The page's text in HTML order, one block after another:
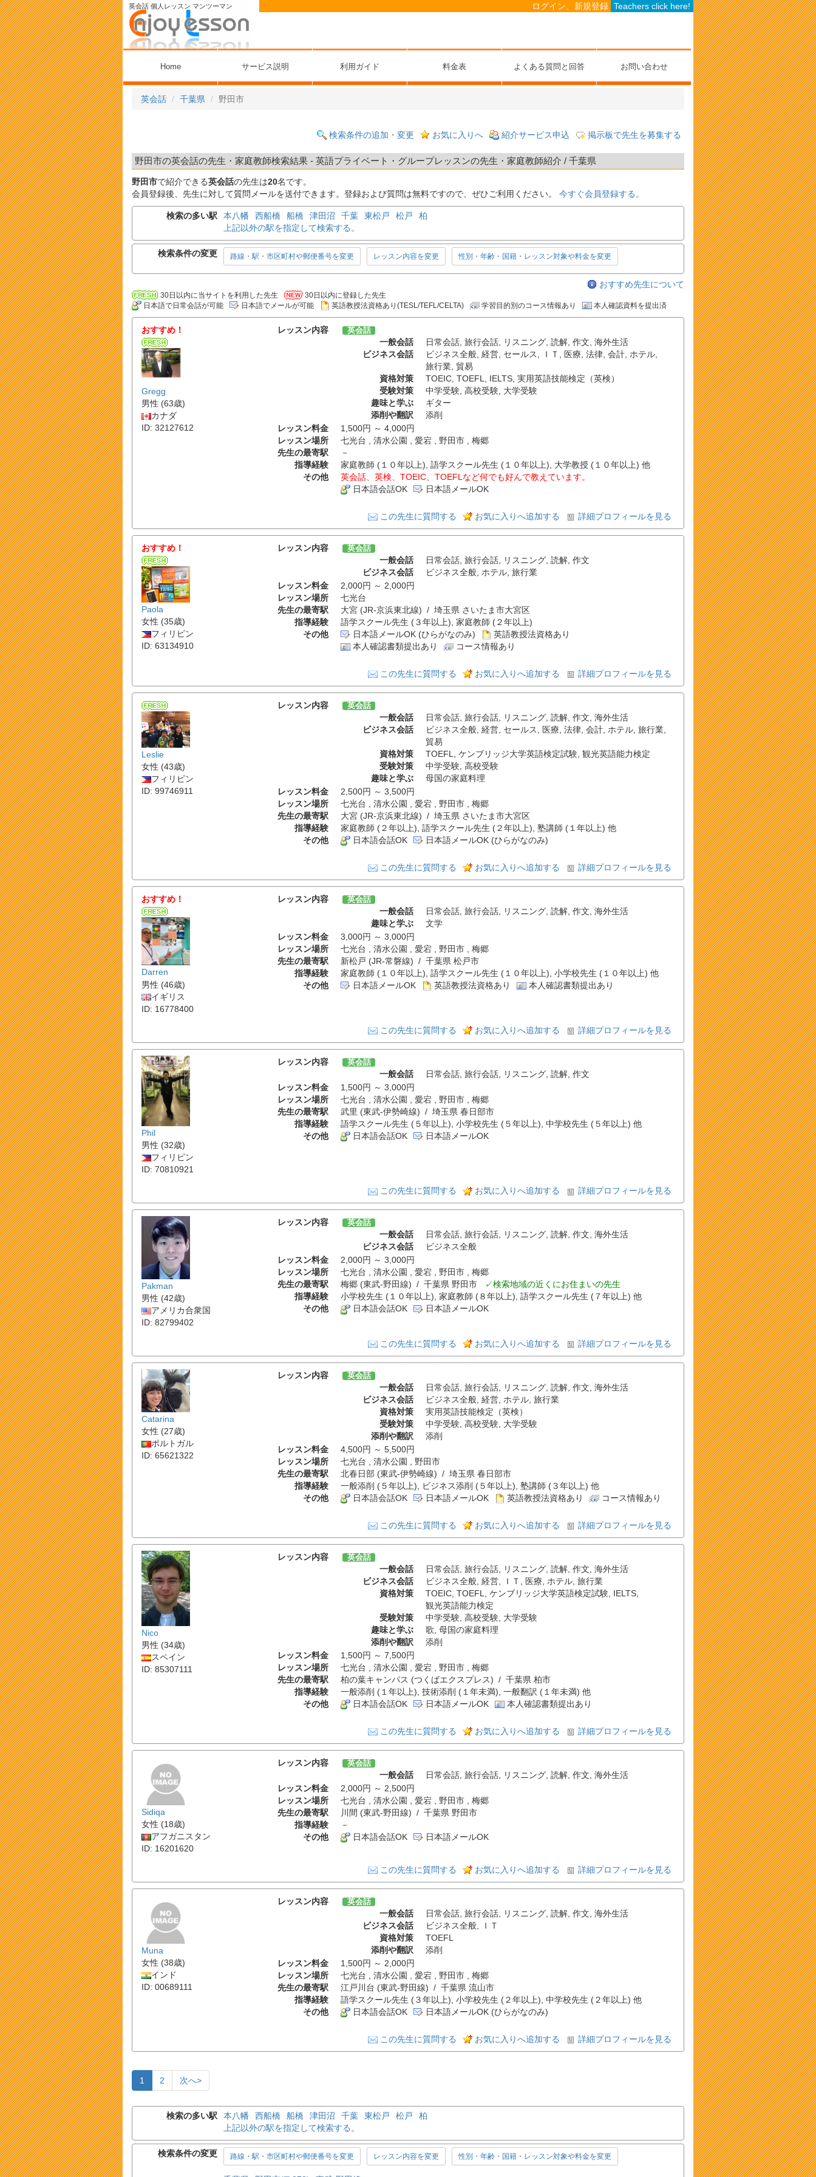
英会話 個人レッスン マンツーマン ログイン、新規登録 Teachers click here!
Home サービス説明 利用ガイド 料金表 よくある質問と回答 お問い合わせ
英会話 千葉県 野田市
検索条件の追加・変更 お気に入りへ 紹介サービス申込 掲示板で先生を募集する
野田市の英会話の先生・家庭教師検索結果 - 英語プライベート・グループレッスンの先生・家庭教師紹介 / 千葉県
野田市で紹介できる英会話の先生は20名です。
会員登録後、先生に対して質問メールを送付できます。登録および質問は無料ですので、ぜひご利用ください。 今すぐ会員登録する。
検索の多い駅 本八幡 西船橋 船橋 津田沼 千葉 東松戸 松戸
柏
上記以外の駅を指定して検索する。
検索条件の変更 路線・駅・市区町村や郵便番号を変更 レッスン内容を変更 性別・年齢・国籍・レッスン対象や料金を変更
おすすめ先生について
30日以内に当サイトを利用した先生
30日以内に登録した先生
日本語で日常会話が可能
日本語でメールが可能 英語教授法資格あり(TESL/TEFL/CELTA) 学習目的別のコース情報あり 本人確認資料を提出済
おすすめ！
Gregg
男性 (63歳)
カナダ
ID: 32127612
レッスン内容 英会話
一般会話 日常会話, 旅行会話, リスニング, 読解, 作文 海外生活
ビジネス会話
ビジネス全般, 経営, セールス ＩＴ 医療 法律, 会計, ホテル,
旅行業, 貿易
資格対策
TOEIC, TOEFL IELTS, 実用英語技能検定（英検）
受験対策
中学受験, 高校受験, 大学受験
趣味と学ぶ
ギター
添削や翻訳
添削
レッスン料金
1,500円 ～ 4,000円
レッスン場所
七光台 , 清水公園 , 愛宕 , 野田市 , 梅郷
先生の最寄駅
－
指導経験
家庭教師 (１０年以上), 語学スクール先生 (１０年以上), 大学教授 (１０年以上) 他
その他
英会話、英検、TOEIC、TOEFLなど何でも好んで教えています。
日本語会話OK
日本語メールOK
この先生に質問する お気に入りへ追加する 詳細プロフィールを見る
おすすめ！
Paola
女性 (35歳)
フィリピン
ID: 63134910
レッスン内容 英会話
一般会話 日常会話, 旅行会話, リスニング, 読解, 作文
ビジネス会話
ビジネス全般, ホテル, 旅行業
レッスン料金
2,000円 ～ 2,000円
レッスン場所
七光台
先生の最寄駅
大宮 (JR-京浜東北線) / 埼玉県 さいたま市大宮区
指導経験
語学スクール先生 (３年以上), 家庭教師 (２年以上)
その他
日本語メールOK (ひらがなのみ)
英語教授法資格あり
本人確認書類提出あり
コース情報あり
この先生に質問する お気に入りへ追加する 詳細プロフィールを見る
Leslie
女性 (43歳)
フィリピン
ID: 99746911
レッスン内容 英会話
一般会話 日常会話, 旅行会話, リスニング, 読解, 作文 海外生活
ビジネス会話
ビジネス全般, 経営, セールス 医療 法律, 会計, ホテル, 旅行業,
貿易
資格対策
TOEFL ケンブリッジ大学英語検定試験, 観光英語能力検定
受験対策
中学受験, 高校受験
趣味と学ぶ
母国の家庭料理
レッスン料金
2,500円 ～ 3,500円
レッスン場所
七光台 , 清水公園 , 愛宕 , 野田市 , 梅郷
先生の最寄駅
大宮 (JR-京浜東北線) / 埼玉県 さいたま市大宮区
指導経験
家庭教師 (２年以上), 語学スクール先生 (２年以上), 塾講師 (１年以上) 他
その他
日本語会話OK 日本語メールOK (ひらがなのみ)
この先生に質問する お気に入りへ追加する 詳細プロフィールを見る
おすすめ！
Darren
男性 (46歳)
イギリス
ID: 16778400
レッスン内容 英会話
一般会話 日常会話, 旅行会話, リスニング, 読解, 作文 海外生活
趣味と学ぶ
文学
レッスン料金
3,000円 ～ 3,000円
レッスン場所
七光台 , 清水公園 , 愛宕 , 野田市 , 梅郷
先生の最寄駅
新松戸 (JR-常磐線) / 千葉県 松戸市
指導経験
家庭教師 (１０年以上), 語学スクール先生 (１０年以上), 小学校先生 (１０年以上) 他
その他
日本語メールOK 英語教授法資格あり 本人確認書類提出あり
この先生に質問する お気に入りへ追加する 詳細プロフィールを見る
Phil
男性 (32歳)
フィリピン
ID: 70810921
レッスン内容 英会話
一般会話 日常会話, 旅行会話, リスニング, 読解, 作文
レッスン料金
1,500円 ～ 3,000円
レッスン場所
七光台 , 清水公園 , 愛宕 , 野田市 , 梅郷
先生の最寄駅
武里 (東武-伊勢崎線) / 埼玉県 春日部市
指導経験
語学スクール先生 (５年以上), 小学校先生 (５年以上), 中学校先生 (５年以上) 他
その他
日本語会話OK 日本語メールOK
この先生に質問する お気に入りへ追加する 詳細プロフィールを見る
Pakman
男性 (42歳)
アメリカ合衆国
ID: 82799402
レッスン内容 英会話
一般会話 日常会話, 旅行会話, リスニング, 読解, 作文, 海外生活
ビジネス会話
ビジネス全般
レッスン料金
2,000円 ～ 3,000円
レッスン場所
七光台 , 清水公園 , 愛宕 , 野田市 , 梅郷
先生の最寄駅
梅郷 (東武-野田線) / 千葉県 野田市
✓検索地域の近くにお住まいの先生
指導経験
小学校先生 (１０年以上), 家庭教師 (８年以上), 語学スクール先生 (７年以上) 他
その他
日本語会話OK 日本語メールOK
この先生に質問する お気に入りへ追加する 詳細プロフィールを見る
Catarina
女性 (27歳)
ポルトガル
ID: 65621322
レッスン内容 英会話
一般会話 日常会話, 旅行会話, リスニング, 読解, 作文 海外生活
ビジネス会話
ビジネス全般, 経営, ホテル, 旅行業
資格対策
実用英語技能検定（英検）
受験対策
中学受験, 高校受験, 大学受験
添削や翻訳
添削
レッスン料金
4,500円 ～ 5,500円
レッスン場所
七光台 , 清水公園 , 野田市
先生の最寄駅
北春日部 (東武-伊勢崎線) / 埼玉県 春日部市
指導経験
一般添削 (５年以上), ビジネス添削 (５年以上), 塾講師 (３年以上) 他
その他
日本語会話OK 日本語メールOK 英語教授法資格あり コース情報あり
この先生に質問する お気に入りへ追加する 詳細プロフィールを見る
Nico
男性 (34歳)
スペイン
ID: 85307111
レッスン内容 英会話
一般会話 日常会話, 旅行会話, リスニング, 読解, 作文 海外生活
ビジネス会話
ビジネス全般, 経営, ＩＴ 医療 ホテル, 旅行業
資格対策
TOEIC, TOEFL ケンブリッジ大学英語検定試験, IELTS,
観光英語能力検定
受験対策
中学受験, 高校受験, 大学受験
趣味と学ぶ
歌 母国の家庭料理
添削や翻訳
添削
レッスン料金
1,500円 ～ 7,500円
レッスン場所
七光台 , 清水公園 , 愛宕 , 野田市 , 梅郷
先生の最寄駅
柏の葉キャンパス (つくばエクスプレス) / 千葉県 柏市
指導経験
一般添削 (１年以上), 技術添削 (１年未満), 一般翻訳 (１年未満) 他
その他
日本語会話OK 日本語メールOK 本人確認書類提出あり
この先生に質問する お気に入りへ追加する 詳細プロフィールを見る
Sidiqa
女性 (18歳)
アフガニスタン
ID: 16201620
レッスン内容 英会話
一般会話 日常会話, 旅行会話, リスニング, 読解, 作文 海外生活
レッスン料金
2,000円 ～ 2,500円
レッスン場所
七光台 , 清水公園 , 愛宕 , 野田市 , 梅郷
先生の最寄駅
川間 (東武-野田線) / 千葉県 野田市
指導経験
－
その他
日本語会話OK 日本語メールOK
この先生に質問する お気に入りへ追加する 詳細プロフィールを見る
Muna
女性 (38歳)
インド
ID: 00689111
レッスン内容 英会話
一般会話 日常会話, 旅行会話, リスニング, 読解, 作文 海外生活
ビジネス会話
ビジネス全般,
ＩＴ
資格対策
TOEFL
添削や翻訳
添削
レッスン料金
1,500円 ～ 2,000円
レッスン場所
七光台 , 清水公園 , 愛宕 , 野田市 , 梅郷
先生の最寄駅
江戸川台 (東武-野田線) / 千葉県 流山市
指導経験
語学スクール先生 (３年以上), 小学校先生 (２年以上), 中学校先生 (２年以上) 他
その他
日本語会話OK 日本語メールOK (ひらがなのみ)
この先生に質問する お気に入りへ追加する 詳細プロフィールを見る
1 2 次へ>
検索の多い駅 本八幡 西船橋 船橋 津田沼 千葉 東松戸 松戸
柏
上記以外の駅を指定して検索する。
検索条件の変更 路線・駅・市区町村や郵便番号を変更 レッスン内容を変更 性別・年齢・国籍・レッスン対象や料金を変更